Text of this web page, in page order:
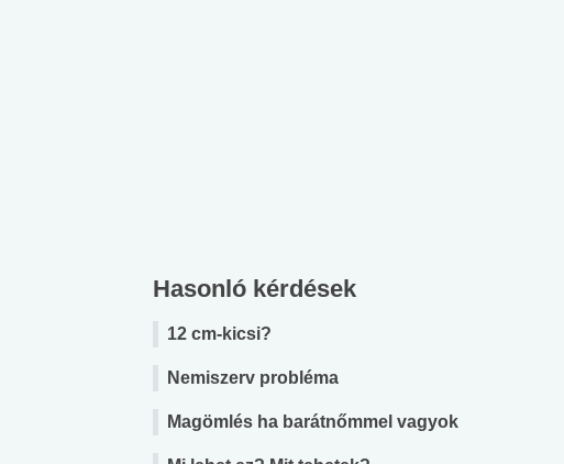
Hasonló kérdések
12 cm-kicsi?
Nemiszerv probléma
Magömlés ha barátnőmmel vagyok